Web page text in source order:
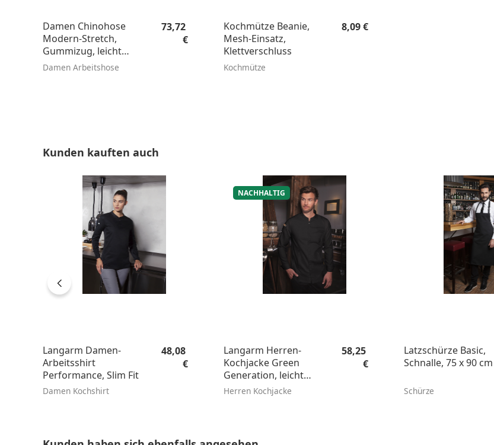
Damen Chinohose
Modern-Stretch,
Gummizug, leicht
tailliert
Damen Arbeitshose
Regulärer Preis:
73,72
€
Kochmütze Beanie,
Mesh-Einsatz,
Klettverschluss
Kochmütze
Regulärer Preis:
8,09 €
Produktgalerie überspringen
Kunden kauften auch
Langarm Damen-
Arbeitsshirt
Performance, Slim Fit
Damen Kochshirt
Regulärer Preis:
48,08
€
NACHHALTIG
Langarm Herren-
Kochjacke Green
Generation, leicht
tailliert
Herren Kochjacke
Regulärer Preis:
58,25
€
Latzschürze Basic,
Schnalle, 75 x 90 cm
Schürze
Produktgalerie überspringen